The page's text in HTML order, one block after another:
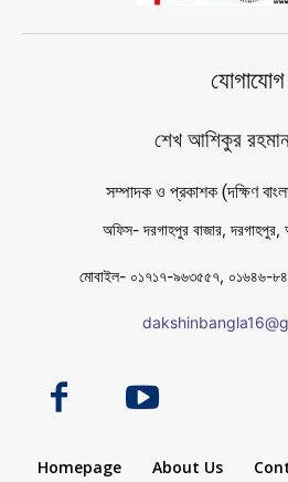
যোগাযোগ
শেখ আশিকুর
সম্পাদক ও প্রকাশক (দক্ষিণ
অফিস- দরগাহপুর বাজার, দরগাহপুর,
মোবাইল- ০১৭১৭-৯৬৩৫৫৭, ০১৬৪৬-
Homepage About Us